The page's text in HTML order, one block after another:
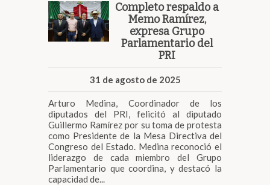
Completo respaldo a
Memo Ramírez,
expresa Grupo
Parlamentario del
PRI
31 de agosto de 2025
Arturo Medina, Coordinador de los
diputados del PRI, felicitó al diputado
Guillermo Ramírez por su toma de protesta
como Presidente de la Mesa Directiva del
Congreso del Estado. Medina reconoció el
liderazgo de cada miembro del Grupo
Parlamentario que coordina, y destacó la
capacidad de...